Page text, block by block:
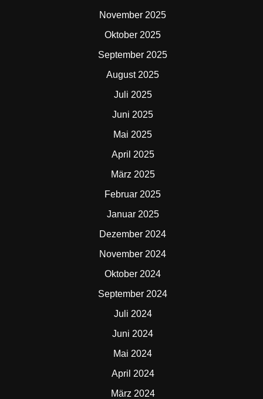
November 2025
Oktober 2025
September 2025
August 2025
Juli 2025
Juni 2025
Mai 2025
April 2025
März 2025
Februar 2025
Januar 2025
Dezember 2024
November 2024
Oktober 2024
September 2024
Juli 2024
Juni 2024
Mai 2024
April 2024
März 2024